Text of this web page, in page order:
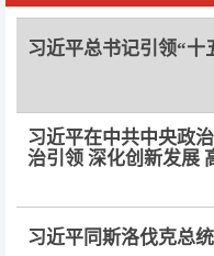
习近平总书记引领“十
习近平在中共中央政
治引领 深化创新发展
习近平同斯洛伐克总